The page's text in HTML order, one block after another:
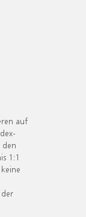
auf
den
1:1